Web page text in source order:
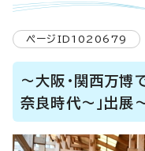
ページID1020679
～大阪・関西万博
奈良時代～」出展